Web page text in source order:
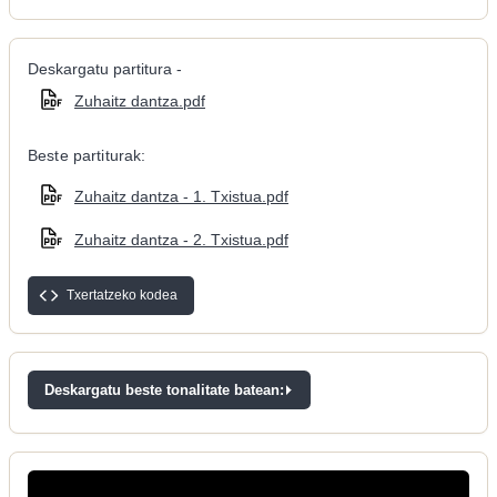
Deskargatu partitura -
Zuhaitz dantza.pdf
Beste partiturak:
Zuhaitz dantza - 1. Txistua.pdf
Zuhaitz dantza - 2. Txistua.pdf
Txertatzeko kodea
Deskargatu beste tonalitate batean: